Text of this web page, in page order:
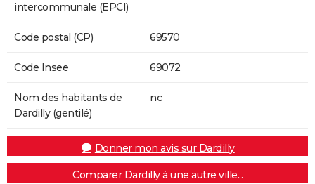
intercommunale (EPCI)
Code postal (CP) 69570
Code Insee 69072
Nom des habitants de
Dardilly (gentilé)
nc
Donner mon avis sur Dardilly
Comparer Dardilly à une autre ville...